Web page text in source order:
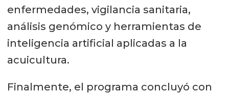
enfermedades, vigilancia sanitaria,
análisis genómico y herramientas de
inteligencia artificial aplicadas a la
acuicultura.
Finalmente, el programa concluyó con